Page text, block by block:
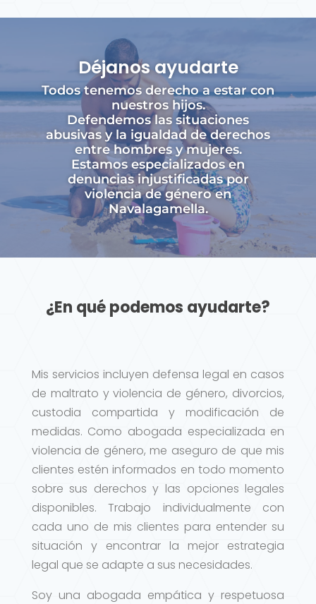
Déjanos ayudarte
Todos tenemos derecho a estar con
nuestros hijos.
Defendemos las situaciones
abusivas y la igualdad de derechos
entre hombres y mujeres.
Estamos especializados en
denuncias injustificadas por
violencia de género en
Navalagamella.
¿En qué podemos ayudarte?
Mis servicios incluyen defensa legal en casos
de maltrato y violencia de género, divorcios,
custodia compartida y modificación de
medidas. Como abogada especializada en
violencia de género, me aseguro de que mis
clientes estén informados en todo momento
sobre sus derechos y las opciones legales
disponibles. Trabajo individualmente con
cada uno de mis clientes para entender su
situación y encontrar la mejor estrategia
legal que se adapte a sus necesidades.
Soy una abogada empática y respetuosa